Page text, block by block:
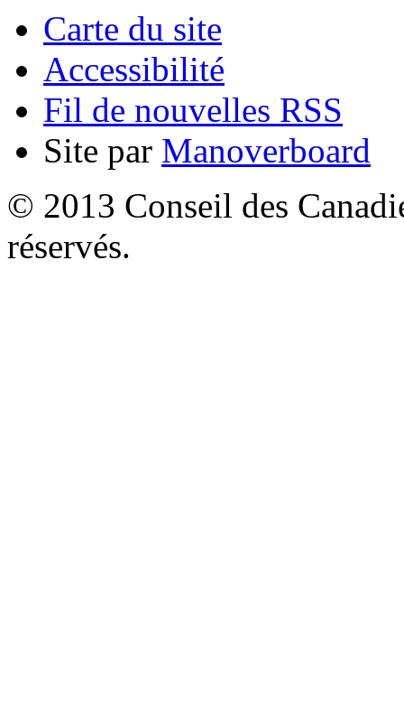
Carte du site
Accessibilité
Fil de nouvelles RSS
Site par Manoverboard
© 2013 Conseil des
réservés.